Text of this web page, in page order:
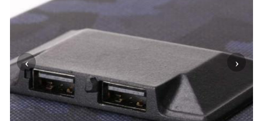
‹ ›